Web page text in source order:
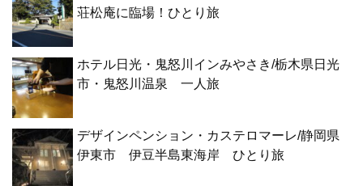
荘松庵に臨場！ひとり旅
ホテル日光・鬼怒川インみやさき/栃木県日光
市・鬼怒川温泉 一人旅
デザインペンション・カステロマーレ/静岡県
伊東市 伊豆半島東海岸 ひとり旅